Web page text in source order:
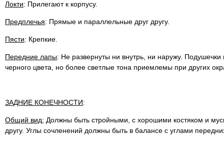
Локти: Прилегают к корпусу.
Предплечья: Прямые и параллельные друг другу.
Пясти: Крепкие.
Передние лапы: Не развернуты ни внутрь, ни наружу. Подушечки
черного цвета, но более светлые тона приемлемы при других
ЗАДНИЕ КОНЕЧНОСТИ:
Общий вид; Должны быть стройными, с хорошими костяком и
другу. Углы сочленений должны быть в балансе с углами